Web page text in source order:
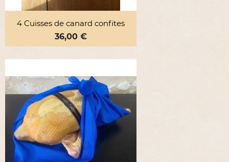
4 Cuisses de canard confites
Prix
36,00 €